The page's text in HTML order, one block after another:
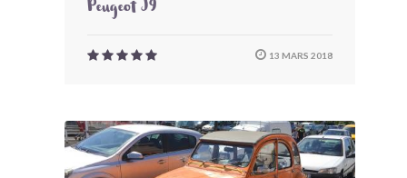
Peugeot J9
13 MARS 2018